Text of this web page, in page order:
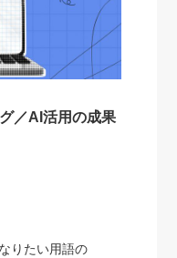
／AI活用の成果
りたい用語の